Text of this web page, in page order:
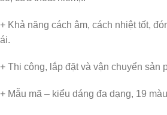
+ Khả năng cách âm, cách nhiệt tốt,
ái.
+ Thi công, lắp đặt và vận chuyển sản
+ Mẫu mã – kiểu dáng đa dạng, 19